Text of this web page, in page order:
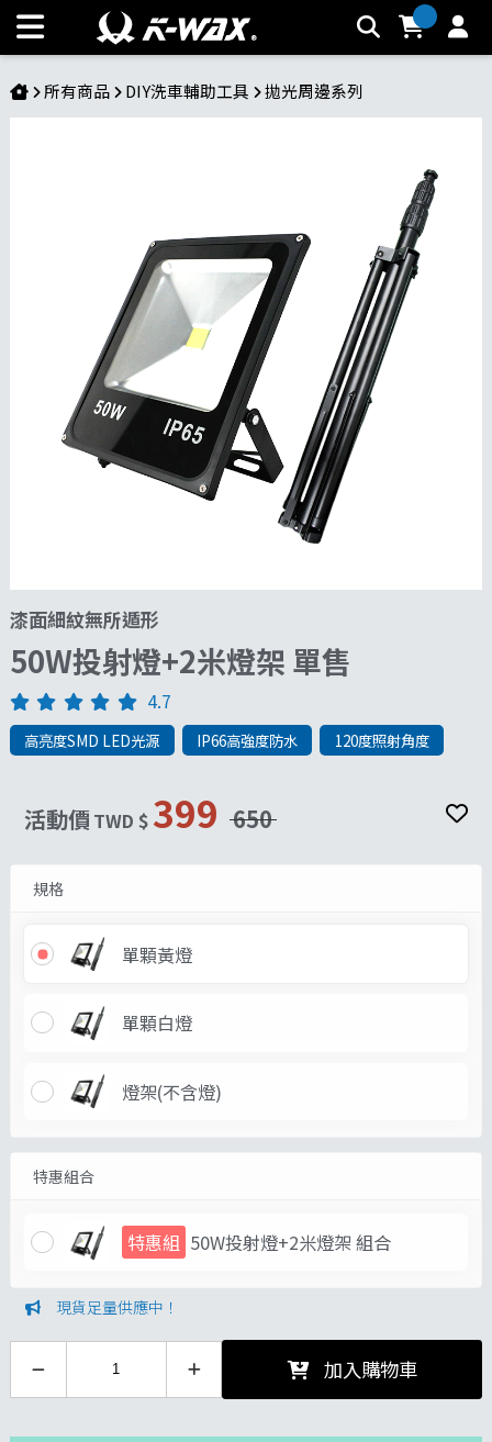
50W投射燈+2米燈架 單售 | K-WAX台灣汽車美容材料
所有商品 DIY洗車輔助工具 拋光周邊系列
漆面細紋無所遁形
50W投射燈+2米燈架 單售
4.7
高亮度SMD LED光源 IP66高強度防水 120度照射角度
活動價 TWD $ 399 650
規格
單顆黃燈
單顆白燈
燈架(不含燈)
特惠組合
特惠組 50W投射燈+2米燈架 組合
現貨足量供應中！
加入購物車